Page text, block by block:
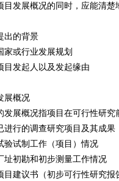
目发展概况的同时，应能清楚
的背景
行业发展规划
起人以及发起缘由
概况
况指项目在可行性研究前
的调查研究项目及其成果
制工作（项目）情况
勘和初步测量工作情况
议书（初步可行性研究报